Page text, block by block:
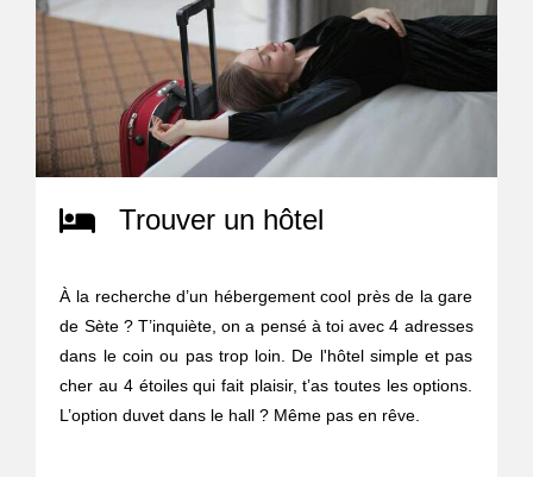
Trouver un hôtel
À la recherche d’un hébergement cool près de la gare
de Sète ? T’inquiète, on a pensé à toi avec 4 adresses
dans le coin ou pas trop loin. De l'hôtel simple et pas
cher au 4 étoiles qui fait plaisir, t’as toutes les options.
L’option duvet dans le hall ? Même pas en rêve.